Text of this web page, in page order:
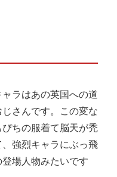
ラはあの英国への道
さんです。この変な
ちの服着て脳天が禿
強烈キャラにぶっ飛
場人物みたいです